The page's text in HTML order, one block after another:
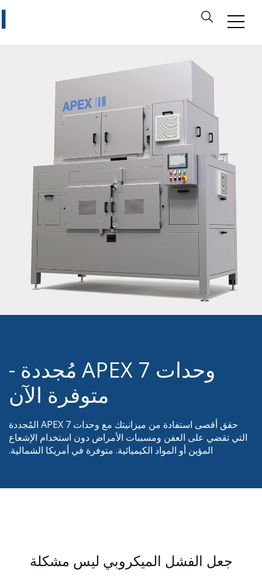
وحدات APEX 7 مُجددة -
متوفرة الآن
حقق أقصى استفادة من ميزانيتك مع وحدات APEX 7 المُجددة
التي تقضي على العفن ومسببات الأمراض دون استخدام الإشعاع
المؤين أو المواد الكيميائية. متوفرة في أمريكا الشمالية.
جعل الفشل الميكروبي ليس مشكلة